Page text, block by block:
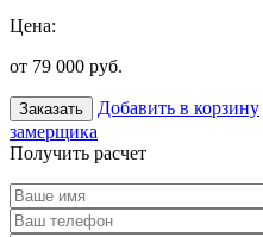
Цена:
от 79 000 руб.
Заказать Добавить в корзину
замерщика
Получить расчет